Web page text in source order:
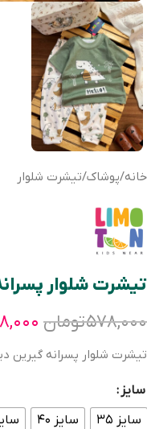
خانه/پوشاک/تیشرت شلوار
تیشرت شلوار
۵۷۸,۰۰۰تومان
تیشرت شلوار پسرانه گیرین
سایز
سایز ۳۵
سایز ۴۰ سایز